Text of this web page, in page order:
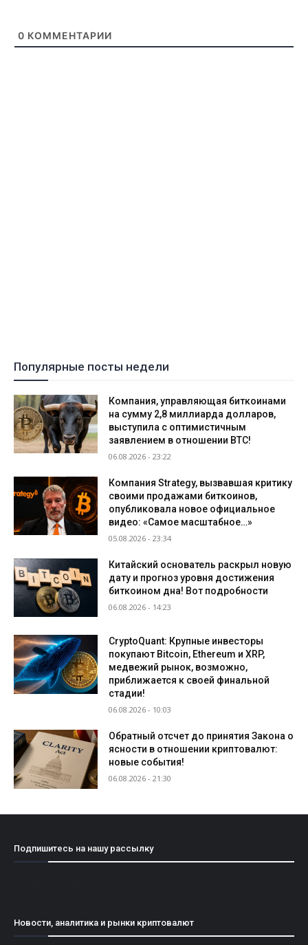
0 КОММЕНТАРИИ
Популярные посты недели
Компания, управляющая биткоинами
на сумму 2,8 миллиарда долларов,
выступила с оптимистичным
заявлением в отношении BTC!
06.08.2026 - 23:22
Компания Strategy, вызвавшая критику
своими продажами биткоинов,
опубликовала новое официальное
видео: «Самое масштабное…»
05.08.2026 - 23:34
Китайский основатель раскрыл новую
дату и прогноз уровня достижения
биткоином дна! Вот подробности
06.08.2026 - 14:23
CryptoQuant: Крупные инвесторы
покупают Bitcoin, Ethereum и XRP,
медвежий рынок, возможно,
приближается к своей финальной
стадии!
06.08.2026 - 10:03
Обратный отсчет до принятия Закона о
ясности в отношении криптовалют:
новые события!
06.08.2026 - 21:30
Подпишитесь на нашу рассылку
Новости, аналитика и рынки криптовалют